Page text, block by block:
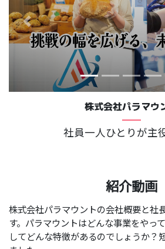
Previous
株式会社パラマウ
社員一人ひとりが主
紹介動画
株式会社パラマウントの会社概要と社
す。パラマウントはどんな事業をやっ
してどんな特徴があるのでしょうか？